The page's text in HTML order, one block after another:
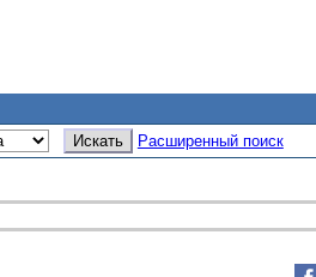
Расширенный поиск